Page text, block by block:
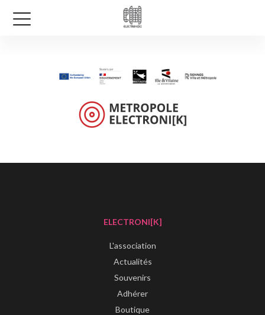
ELECTRONI[K]
L'association
Actualités
Souvenirs
Adhérer
Boutique